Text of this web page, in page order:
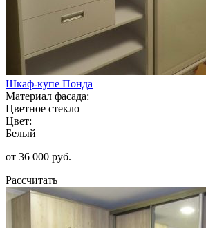
Шкаф-купе Понда
Материал фасада:
Цветное стекло
Цвет:
Белый
от 36 000 руб.
Рассчитать